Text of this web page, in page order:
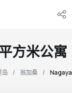
方米公寓
岛 翁加桑 Nagaya